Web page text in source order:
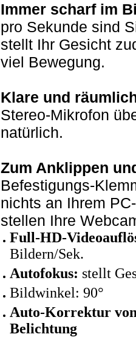
Immer scharf im
pro Sekunde sind
stellt Ihr Gesicht
viel Bewegung.
Klare und
Stereo-Mikrofon
natürlich.
Zum Anklippen
Befestigungs-
nichts an Ihrem
stellen Ihre
Full-HD-
Bildern/Sek.
Autofokus: stellt
Bildwinkel: 90°
Auto-Korrektur
Belichtung